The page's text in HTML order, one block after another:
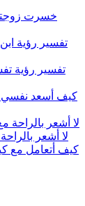
خسرت
تفسير رؤية ابن
تفسير رؤية
كيف أسعد نفسي
لا أشعر
كيف أتعامل مع